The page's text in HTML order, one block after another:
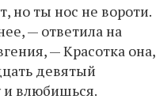
но ты нос не вороти.
— ответила на
— Красотка она,
девятый
влюбишься.